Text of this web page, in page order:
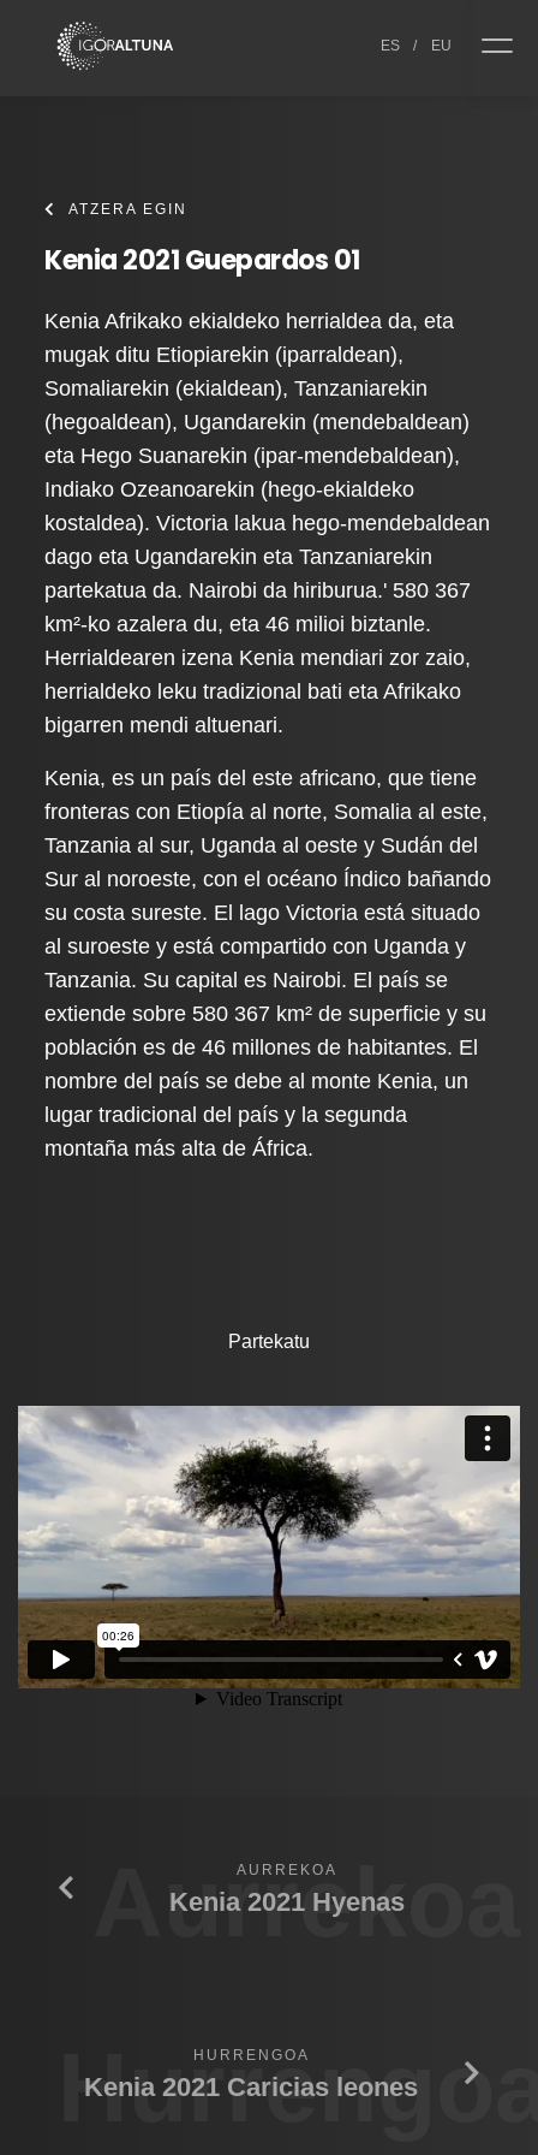
ES / EU
ATZERA EGIN
Kenia 2021 Guepardos 01
Kenia Afrikako ekialdeko herrialdea da, eta
mugak ditu Etiopiarekin (iparraldean),
Somaliarekin (ekialdean), Tanzaniarekin
(hegoaldean), Ugandarekin (mendebaldean)
eta Hego Suanarekin (ipar-mendebaldean),
Indiako Ozeanoarekin (hego-ekialdeko
kostaldea). Victoria lakua hego-mendebaldean
dago eta Ugandarekin eta Tanzaniarekin
partekatua da. Nairobi da hiriburua.' 580 367
km²-ko azalera du, eta 46 milioi biztanle.
Herrialdearen izena Kenia mendiari zor zaio,
herrialdeko leku tradizional bati eta Afrikako
bigarren mendi altuenari.
Kenia, es un país del este africano, que tiene
fronteras con Etiopía al norte, Somalia al este,
Tanzania al sur, Uganda al oeste y Sudán del
Sur al noroeste, con el océano Índico bañando
su costa sureste. El lago Victoria está situado
al suroeste y está compartido con Uganda y
Tanzania. Su capital es Nairobi. El país se
extiende sobre 580 367 km² de superficie y su
población es de 46 millones de habitantes. El
nombre del país se debe al monte Kenia, un
lugar tradicional del país y la segunda
montaña más alta de África.
Partekatu
Aurrekoa
AURREKOA
Kenia 2021 Hyenas
HURRENGOA
Kenia 2021 Caricias leones